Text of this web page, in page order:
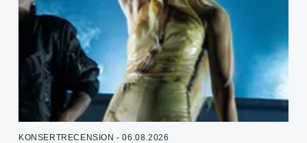
KONSERTRECENSION - 06.08.2026